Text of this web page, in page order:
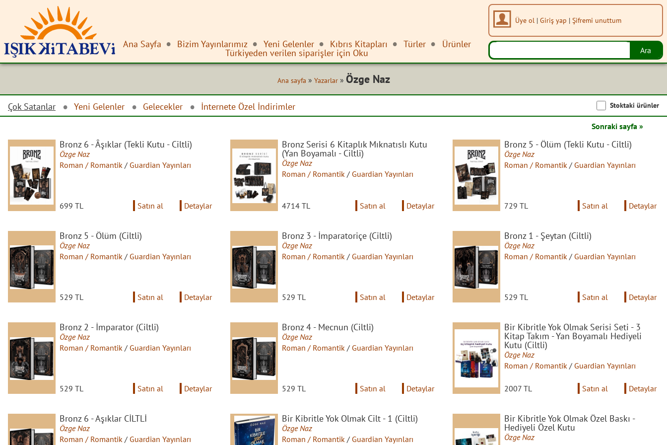
Ana Sayfa Bizim Yayınlarımız Yeni Gelenler Kıbrıs Kitapları Türler Ürünler
Türkiyeden verilen siparişler için Oku
Üye ol | Giriş yap | Şifremi unuttum
Ana sayfa » Yazarlar» Özge Naz
Çok Satanlar Yeni Gelenler Gelecekler İnternete Özel İndirimler Stoktaki ürünler
Sonraki sayfa »
Bronz 6 - Âşıklar (Tekli Kutu - Ciltli)
Özge Naz
Roman / Romantik / Guardian Yayınları
699 TL Satın al Detaylar
Bronz Serisi 6 Kitaplık Mıknatıslı Kutu
(Yan Boyamalı - Ciltli)
Özge Naz
Roman / Romantik / Guardian Yayınları
4714 TL Satın al Detaylar
Bronz 5 - Ölüm (Tekli Kutu - Ciltli)
Özge Naz
Roman / Romantik / Guardian Yayınları
729 TL Satın al Detaylar
Bronz 5 - Ölüm (Ciltli)
Özge Naz
Roman / Romantik / Guardian Yayınları
529 TL Satın al Detaylar
Bronz 3 - İmparatoriçe (Ciltli)
Özge Naz
Roman / Romantik / Guardian Yayınları
529 TL Satın al Detaylar
Bronz 1 - Şeytan (Ciltli)
Özge Naz
Roman / Romantik / Guardian Yayınları
529 TL Satın al Detaylar
Bronz 2 - İmparator (Ciltli)
Özge Naz
Roman / Romantik / Guardian Yayınları
529 TL Satın al Detaylar
Bronz 4 - Mecnun (Ciltli)
Özge Naz
Roman / Romantik / Guardian Yayınları
529 TL Satın al Detaylar
Bir Kibritle Yok Olmak Serisi Seti - 3
Kitap Takım - Yan Boyamalı Hediyeli
Kutu (Ciltli)
Özge Naz
Roman / Romantik / Guardian Yayınları
2007 TL Satın al Detaylar
Bronz 6 - Aşıklar CİLTLİ
Özge Naz
Roman / Romantik / Guardian Yayınları
Bir Kibritle Yok Olmak Cilt - 1 (Ciltli)
Özge Naz
Roman / Romantik / Guardian Yayınları
Bir Kibritle Yok Olmak Özel Baskı -
Hediyeli Özel Kutu
Özge Naz